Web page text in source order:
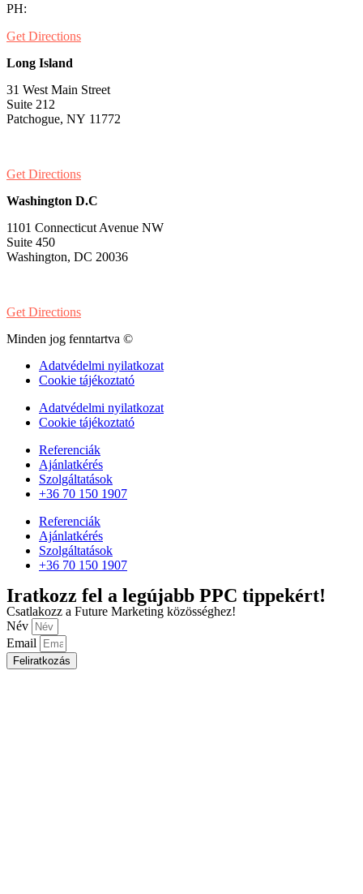
PH:
Get Directions
Long Island
31 West Main Street
Suite 212
Patchogue, NY 11772
Get Directions
Washington D.C
1101 Connecticut Avenue NW
Suite 450
Washington, DC 20036
Get Directions
Minden jog fenntartva ©
Adatvédelmi nyilatkozat
Cookie tájékoztató
Adatvédelmi nyilatkozat
Cookie tájékoztató
Referenciák
Ajánlatkérés
Szolgáltatások
+36 70 150 1907
Referenciák
Ajánlatkérés
Szolgáltatások
+36 70 150 1907
Iratkozz fel a legújabb PPC tippekért!
Csatlakozz a Future Marketing közösséghez!
Név
Email
Feliratkozás